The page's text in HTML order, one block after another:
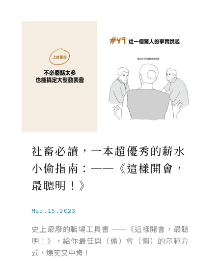
社畜必讀，一本超優秀的薪水
小偷指南：──《這樣開會，
最聰明！》
Mar.15.2023
史上最廢的職場工具書 ──《這樣開會，最聰
明！》，給你最佳開（偷）會（懶）的示範方
式，爆笑又中肯！